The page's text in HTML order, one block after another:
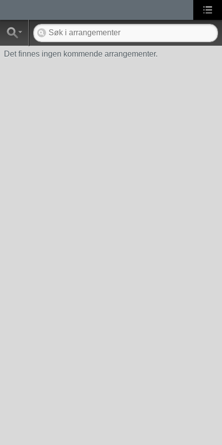
Det finnes ingen kommende arrangementer.